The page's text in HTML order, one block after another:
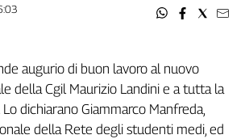
augurio di buon lavoro al nuovo
della Cgil Maurizio Landini e a tutta la
dichiarano Giammarco Manfreda,
della Rete degli studenti medi, ed